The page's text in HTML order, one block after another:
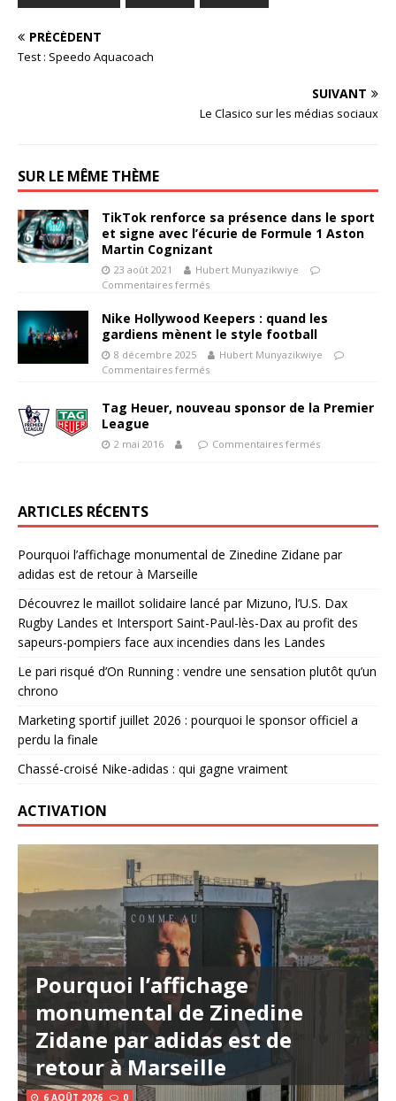
PRÉCÉDENT
Test : Speedo Aquacoach
SUIVANT
Le Clasico sur les médias sociaux
SUR LE MÊME THÈME
TikTok renforce sa présence dans le sport
et signe avec l’écurie de Formule 1 Aston
Martin Cognizant
23 août 2021
Hubert Munyazikwiye
Commentaires fermés
Nike Hollywood Keepers : quand les
gardiens mènent le style football
8 décembre 2025
Hubert Munyazikwiye
Commentaires fermés
Tag Heuer, nouveau sponsor de la Premier
League
2 mai 2016 Commentaires fermés
ARTICLES RÉCENTS
Pourquoi l’affichage monumental de Zinedine Zidane par
adidas est de retour à Marseille
Découvrez le maillot solidaire lancé par Mizuno, l’U.S. Dax
Rugby Landes et Intersport Saint-Paul-lès-Dax au profit des
sapeurs-pompiers face aux incendies dans les Landes
Le pari risqué d’On Running : vendre une sensation plutôt qu’un
chrono
Marketing sportif juillet 2026 : pourquoi le sponsor officiel a
perdu la finale
Chassé-croisé Nike-adidas : qui gagne vraiment
ACTIVATION
Pourquoi l’affichage
monumental de Zinedine
Zidane par adidas est de
retour à Marseille
6 AOÛT 2026 0